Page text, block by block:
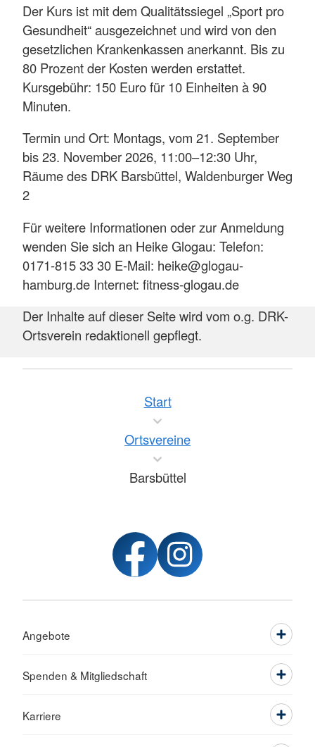
Stuhl
2
Gymnastik
14.00
Barsbüttel,
BSV-
Halle,
Garten
2
Marion
11.45
Klickow
Mehr anzeigen
Der Kurs ist mit dem Qualitätssiegel „Sport pro
Gesundheit“ ausgezeichnet und wird von den
gesetzlichen Krankenkassen anerkannt. Bis zu
80 Prozent der Kosten werden erstattet.
Kursgebühr: 150 Euro für 10 Einheiten à 90
Minuten.
Termin und Ort: Montags, vom 21. September
bis 23. November 2026, 11:00–12:30 Uhr,
Räume des DRK Barsbüttel, Waldenburger Weg
2
Für weitere Informationen oder zur Anmeldung
wenden Sie sich an Heike Glogau: Telefon:
0171-815 33 30 E-Mail: heike@glogau-
hamburg.de Internet: fitness-glogau.de
Der Inhalte auf dieser Seite wird vom o.g. DRK-
Ortsverein redaktionell gepflegt.
Start
Ortsvereine
Barsbüttel
Angebote
Spenden & Mitgliedschaft
Karriere